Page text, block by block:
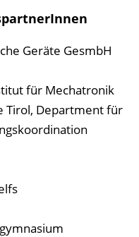
Geräte GesmbH
für Mechatronik
Tirol, Department für